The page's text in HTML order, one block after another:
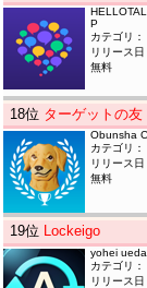
P
カテゴリ：
リリース
無料
18位 ターゲットの友
Obunsha
カテゴリ：
リリース
無料
19位 Lockeigo
yohei ueda
カテゴリ：
リリース